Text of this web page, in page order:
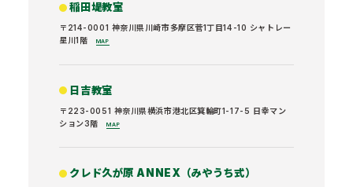
稲田堤教室
〒214-0001 神奈川県川崎市多摩区菅1丁目14-10 シャトレー
星川1階
MAP
日吉教室
〒223-0051 神奈川県横浜市港北区箕輪町1-17-5 日幸マン
ション3階
MAP
クレド久が原 ANNEX（みやうち式）